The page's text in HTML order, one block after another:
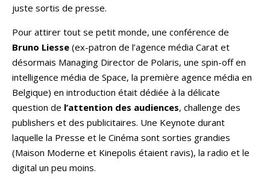
juste sortis de presse.
Pour attirer tout se petit monde, une conférence de
Bruno Liesse (ex-patron de l’agence média Carat et
désormais Managing Director de Polaris, une spin-off en
intelligence média de Space, la première agence média en
Belgique) en introduction était dédiée à la délicate
question de l’attention des audiences, challenge des
publishers et des publicitaires. Une Keynote durant
laquelle la Presse et le Cinéma sont sorties grandies
(Maison Moderne et Kinepolis étaient ravis), la radio et le
digital un peu moins.